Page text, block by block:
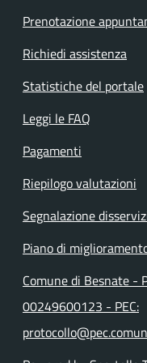
Prenotazione
Richiedi assistenza
Statistiche del portale
Leggi le FAQ
Pagamenti
Riepilogo valutazioni
Segnalazione
Piano di
Comune di Besnate -
00249600123 - PEC: